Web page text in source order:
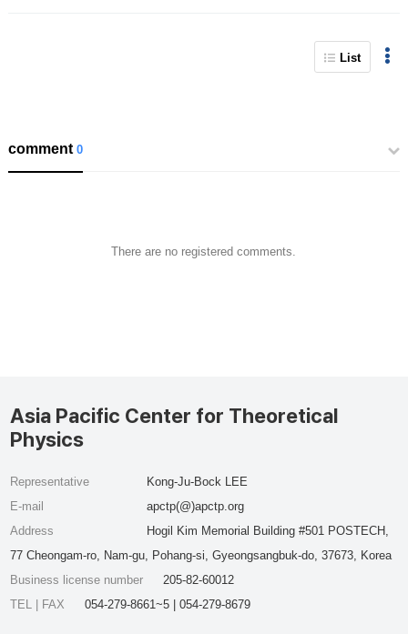
List
comment0
There are no registered comments.
Asia Pacific Center for Theoretical
Physics
Representative
Kong-Ju-Bock LEE
E-mail
apctp(@)apctp.org
Address
Hogil Kim Memorial Building #501 POSTECH,
77 Cheongam-ro, Nam-gu, Pohang-si, Gyeongsangbuk-do, 37673, Korea
Business license number
205-82-60012
TEL | FAX
054-279-8661~5 | 054-279-8679